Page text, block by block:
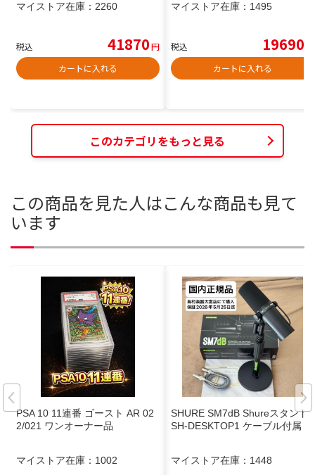
マイストア在庫： 2260
税込 41870円
カートに入れる
マイストア在庫： 1495
税込 19690
カートに入れる
このカテゴリをもっと見る
この商品を見た人はこんな商品も見て
います
PSA 10 11連番 ゴースト AR 02
2/021 ワンオーナー品
マイストア在庫： 1002
SHURE SM7dB Shureスタンド
SH-DESKTOP1 ケーブル付属
マイストア在庫： 1448